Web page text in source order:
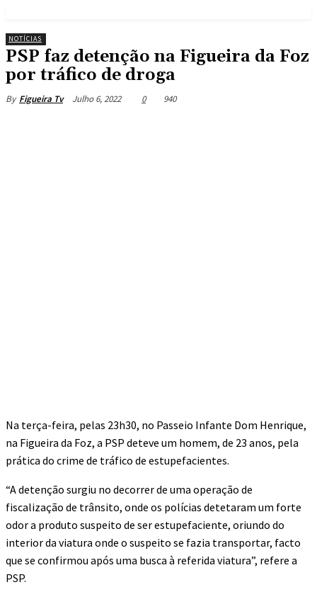
NOTÍCIAS
PSP faz detenção na Figueira da Foz
por tráfico de droga
By Figueira Tv Julho 6, 2022 0 940
Na terça-feira, pelas 23h30, no Passeio Infante Dom Henrique,
na Figueira da Foz, a PSP deteve um homem, de 23 anos, pela
prática do crime de tráfico de estupefacientes.
“A detenção surgiu no decorrer de uma operação de
fiscalização de trânsito, onde os polícias detetaram um forte
odor a produto suspeito de ser estupefaciente, oriundo do
interior da viatura onde o suspeito se fazia transportar, facto
que se confirmou após uma busca à referida viatura”, refere a
PSP.